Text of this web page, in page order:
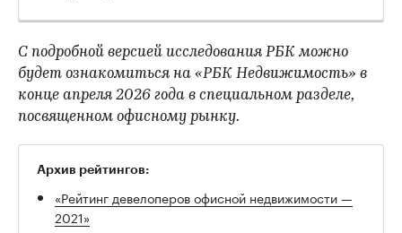
С подробной версией исследования РБК можно
будет ознакомиться на «РБК Недвижимость» в
конце апреля 2026 года в специальном разделе,
посвященном офисному рынку.
Архив рейтингов:
«Рейтинг девелоперов офисной недвижимости —
2021»